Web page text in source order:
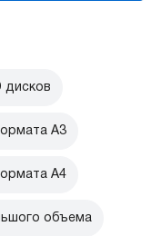
дисков
А3
А4
объема